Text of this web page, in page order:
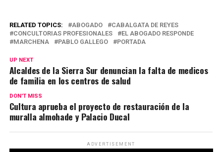
RELATED TOPICS: ABOGADO
CABALGATA DE REYES
CONCULTORIAS PROFESIONALES
EL ABOGADO RESPONDE
MARCHENA
PABLO GALLEGO PORTADA
UP NEXT
Alcaldes de la Sierra Sur denuncian la falta de medicos
de familia en los centros de salud
DON'T MISS
Cultura aprueba el proyecto de restauración de la
muralla almohade y Palacio Ducal
ADVERTISEMENT